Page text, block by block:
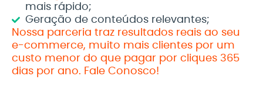
mais rápido;
Geração de conteúdos relevantes;
Nossa parceria traz resultados reais ao seu
e-commerce, muito mais clientes por um
custo menor do que pagar por cliques 365
dias por ano. Fale Conosco!